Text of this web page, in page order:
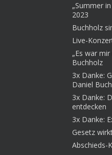
„Summer
2023
Buchholz
Live-
„Es war
Buchholz
3x Danke:
Daniel
3x Danke:
entdecken
3x Danke:
Gesetz
Abschieds-